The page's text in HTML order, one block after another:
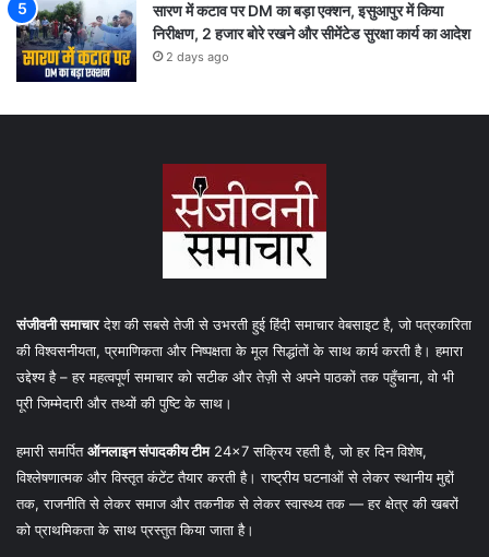
सारण में कटाव पर DM का बड़ा एक्शन, इसुआपुर में किया
निरीक्षण, 2 हजार बोरे रखने और सीमेंटेड सुरक्षा कार्य का आदेश
2 days ago
संजीवनी समाचारदेश की सबसे तेजी से उभरती हुई हिंदी समाचार वेबसाइट है, जो पत्रकारिता
की विश्वसनीयता, प्रमाणिकता और निष्पक्षता के मूल सिद्धांतों के साथ कार्य करती है। हमारा
उद्देश्य है – हर महत्वपूर्ण समाचार को सटीक और तेज़ी से अपने पाठकों तक पहुँचाना, वो भी
पूरी जिम्मेदारी और तथ्यों की पुष्टि के साथ।
हमारी समर्पितऑनलाइन संपादकीय टीम24×7 सक्रिय रहती है, जो हर दिन विशेष,
विश्लेषणात्मक और विस्तृत कंटेंट तैयार करती है। राष्ट्रीय घटनाओं से लेकर स्थानीय मुद्दों
तक, राजनीति से लेकर समाज और तकनीक से लेकर स्वास्थ्य तक — हर क्षेत्र की खबरों
को प्राथमिकता के साथ प्रस्तुत किया जाता है।